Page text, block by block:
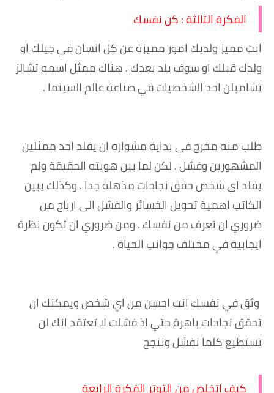
الفكرة الثالثة : كن نفسك
انت مميز ولديك امور مميزة عن كل انسان في جيلك او
ولدك قبلك او سوف يلد بعدك . هناك ممثل اسمه تشالز
تشامبلن احد الشخصيات في صناعة عالم السينما .
طلب منه مخرج في بداية مشواره ان يقلد احد ممثلين
المشهورين وفشل . لكن لما بين هويته الحقيقة ولم
يقلد اي شخص حقق نجاحات مذهلة جدا . وكذلك يبين
الكاتب اهمية تحويل الخسائر والفشل الى ارباح من
ضروري ان تعرف من نفسك . ومن ضروري ان تكون نظرة
ايجابية في مختلف جوانب الحياة .
وثق في نفسك انت احسن من اي شخص ويمكنك ان
تحقق نجاحات باهرة حتي اذ فشلت لا تعتقد انك لن
تستطيع كلما نفشل وننجح
كيف اتخلص من التوتر الفكرة الرابعة